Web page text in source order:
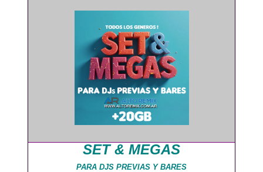
SET & MEGAS
PARA DJS PREVIAS Y BARES